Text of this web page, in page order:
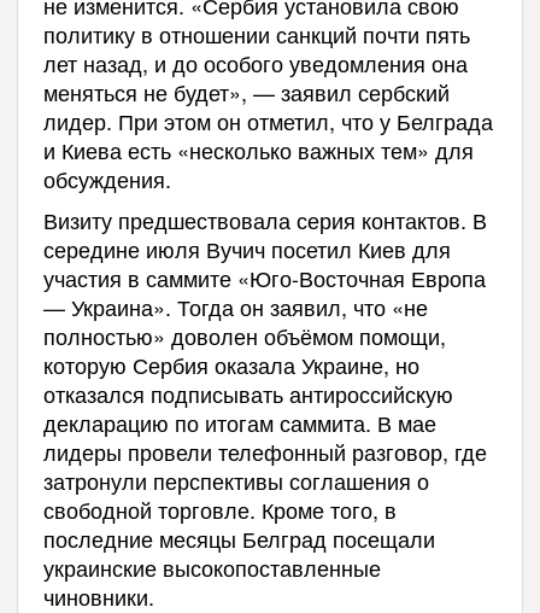
политику в отношении санкций почти пять
лет назад, и до особого уведомления она
меняться не будет», — заявил сербский
лидер. При этом он отметил, что у Белграда
и Киева есть «несколько важных тем» для
обсуждения.
Визиту предшествовала серия контактов. В
середине июля Вучич посетил Киев для
участия в саммите «Юго-Восточная Европа
— Украина». Тогда он заявил, что «не
полностью» доволен объёмом помощи,
которую Сербия оказала Украине, но
отказался подписывать антироссийскую
декларацию по итогам саммита. В мае
лидеры провели телефонный разговор, где
затронули перспективы соглашения о
свободной торговле. Кроме того, в
последние месяцы Белград посещали
украинские высокопоставленные
чиновники.